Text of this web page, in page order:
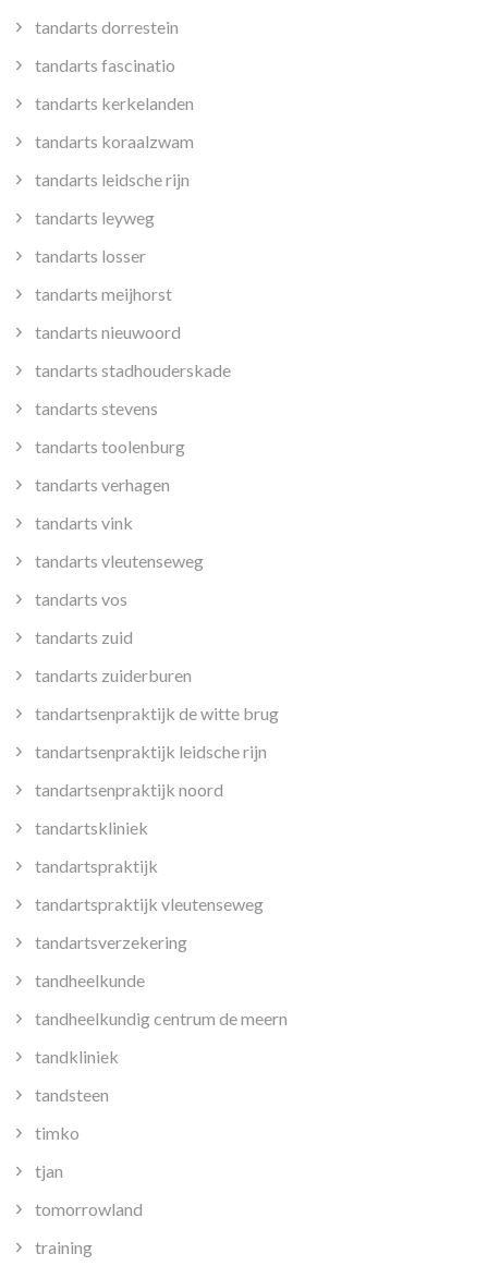
tandarts dorrestein
tandarts fascinatio
tandarts kerkelanden
tandarts koraalzwam
tandarts leidsche rijn
tandarts leyweg
tandarts losser
tandarts meijhorst
tandarts nieuwoord
tandarts stadhouderskade
tandarts stevens
tandarts toolenburg
tandarts verhagen
tandarts vink
tandarts vleutenseweg
tandarts vos
tandarts zuid
tandarts zuiderburen
tandartsenpraktijk de witte brug
tandartsenpraktijk leidsche rijn
tandartsenpraktijk noord
tandartskliniek
tandartspraktijk
tandartspraktijk vleutenseweg
tandartsverzekering
tandheelkunde
tandheelkundig centrum de meern
tandkliniek
tandsteen
timko
tjan
tomorrowland
training